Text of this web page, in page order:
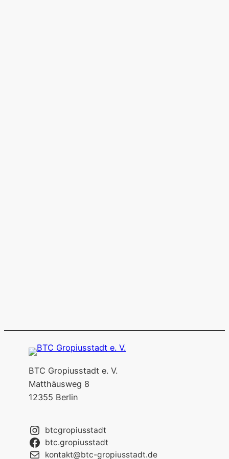
BTC Gropiusstadt e. V.
Matthäusweg 8
12355 Berlin
btcgropiusstadt
btc.gropiusstadt
kontakt@btc-gropiusstadt.de